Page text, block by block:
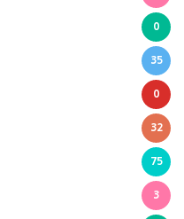
0
35
0
32
75
3